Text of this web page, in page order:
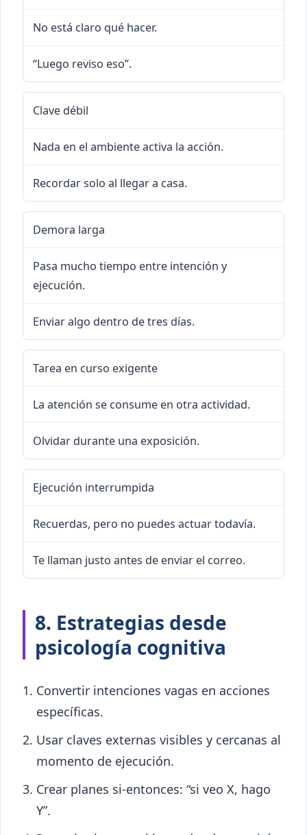
No está claro qué hacer.
“Luego reviso eso”.
Clave débil
Nada en el ambiente activa la acción.
Recordar solo al llegar a casa.
Demora larga
Pasa mucho tiempo entre intención y
ejecución.
Enviar algo dentro de tres días.
Tarea en curso exigente
La atención se consume en otra actividad.
Olvidar durante una exposición.
Ejecución interrumpida
Recuerdas, pero no puedes actuar todavía.
Te llaman justo antes de enviar el correo.
8. Estrategias desde
psicología cognitiva
Convertir intenciones vagas en acciones
específicas.
Usar claves externas visibles y cercanas al
momento de ejecución.
Crear planes si-entonces: “si veo X, hago
Y”.